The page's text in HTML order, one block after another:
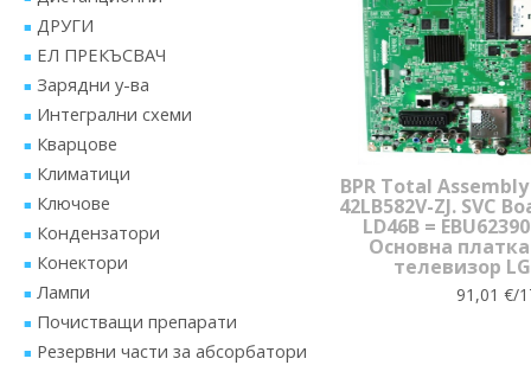
ДРУГИ
ЕЛ ПРЕКЪСВАЧ
Зарядни у-ва
Интегрални схеми
Кварцове
Климатици
Ключове
Кондензатори
Конектори
Лампи
Почистващи препарати
Резервни части за абсорбатори
BPR Total
42LB582V-ZJ. SVC
LD46B =
Основна
телевизор LG
91,01 €/